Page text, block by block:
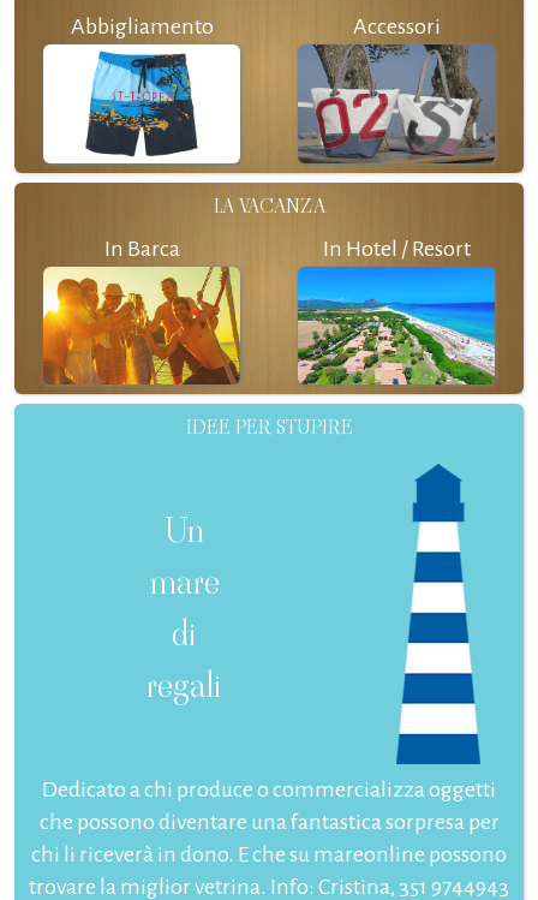
Abbigliamento Accessori
LA VACANZA
In Barca In Hotel / Resort
IDEE PER STUPIRE
Un
mare
di
regali
Dedicato a chi produce o commercializza oggetti
che possono diventare una fantastica sorpresa per
chi li riceverà in dono. E che su mareonline possono
trovare la miglior vetrina. Info: Cristina, 351 9744943